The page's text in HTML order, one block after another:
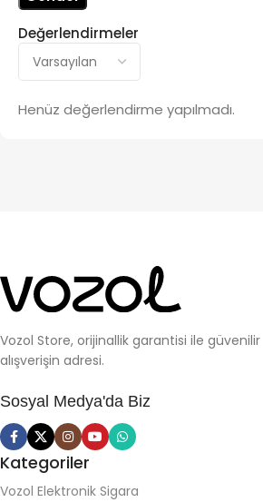
Değerlendirmeler
Henüz değerlendirme yapılmadı.
Vozol Store, orijinallik garantisi ile güvenilir
alışverişin adresi.
Sosyal Medya'da Biz
Kategoriler
Vozol Elektronik Sigara